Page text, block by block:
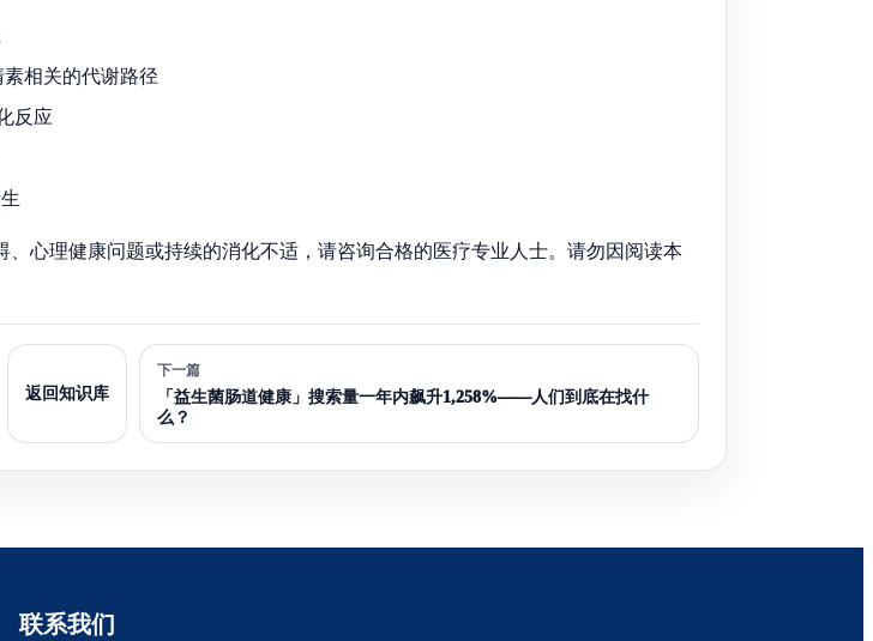
相关的代谢路径
反应
心理健康问题或持续的消化不适，请咨询合格的医疗专业人士。请勿因阅读本
返回知识库
下一篇
「益生菌肠道健康」搜索量一年内飙升1,258%——人们到底在找什
么？
联系我们